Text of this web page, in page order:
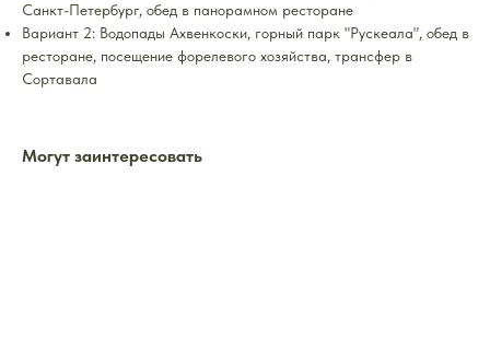
Санкт-Петербург, обед в панорамном ресторане
Вариант 2: Водопады Ахвенкоски, горный парк "Рускеала", обед в
ресторане, посещение форелевого хозяйства, трансфер в
Сортавала
Могут заинтересовать